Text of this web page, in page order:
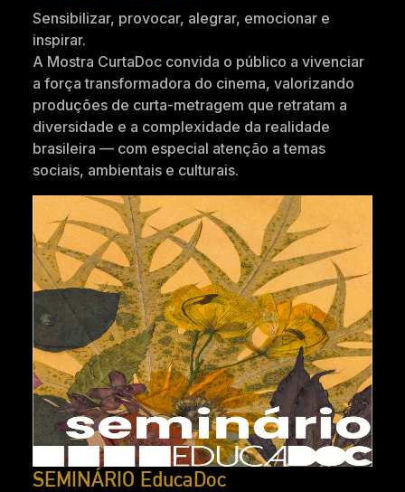
Sensibilizar, provocar, alegrar, emocionar e
inspirar.
A Mostra CurtaDoc convida o público a vivenciar
a força transformadora do cinema, valorizando
produções de curta-metragem que retratam a
diversidade e a complexidade da realidade
brasileira — com especial atenção a temas
sociais, ambientais e culturais.
SEMINÁRIO EducaDoc